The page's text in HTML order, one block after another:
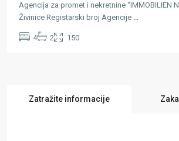
Agencija za promet i nekretnine “IMMOBILIEN
Živinice Registarski broj Agencije ...
4 2 150
Zatražite informacije